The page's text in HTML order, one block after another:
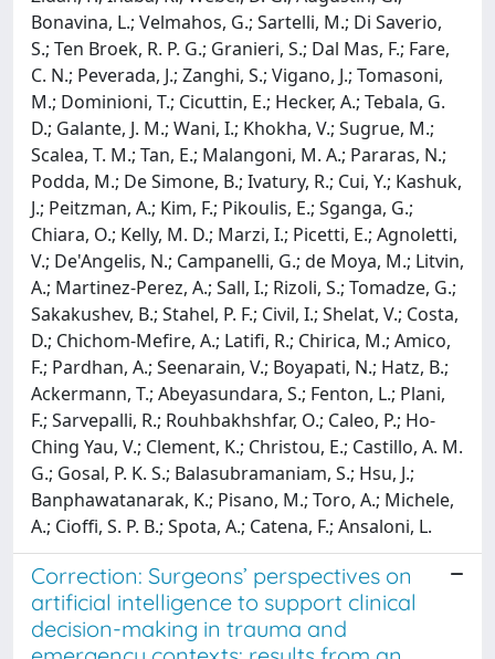
Bonavina, L.; Velmahos, G.; Sartelli, M.; Di Saverio,
S.; Ten Broek, R. P. G.; Granieri, S.; Dal Mas, F.; Fare,
C. N.; Peverada, J.; Zanghi, S.; Vigano, J.; Tomasoni,
M.; Dominioni, T.; Cicuttin, E.; Hecker, A.; Tebala, G.
D.; Galante, J. M.; Wani, I.; Khokha, V.; Sugrue, M.;
Scalea, T. M.; Tan, E.; Malangoni, M. A.; Pararas, N.;
Podda, M.; De Simone, B.; Ivatury, R.; Cui, Y.; Kashuk,
J.; Peitzman, A.; Kim, F.; Pikoulis, E.; Sganga, G.;
Chiara, O.; Kelly, M. D.; Marzi, I.; Picetti, E.; Agnoletti,
V.; De'Angelis, N.; Campanelli, G.; de Moya, M.; Litvin,
A.; Martinez-Perez, A.; Sall, I.; Rizoli, S.; Tomadze, G.;
Sakakushev, B.; Stahel, P. F.; Civil, I.; Shelat, V.; Costa,
D.; Chichom-Mefire, A.; Latifi, R.; Chirica, M.; Amico,
F.; Pardhan, A.; Seenarain, V.; Boyapati, N.; Hatz, B.;
Ackermann, T.; Abeyasundara, S.; Fenton, L.; Plani,
F.; Sarvepalli, R.; Rouhbakhshfar, O.; Caleo, P.; Ho-
Ching Yau, V.; Clement, K.; Christou, E.; Castillo, A. M.
G.; Gosal, P. K. S.; Balasubramaniam, S.; Hsu, J.;
Banphawatanarak, K.; Pisano, M.; Toro, A.; Michele,
A.; Cioffi, S. P. B.; Spota, A.; Catena, F.; Ansaloni, L.
Correction: Surgeons’ perspectives on
artificial intelligence to support clinical
decision-making in trauma and